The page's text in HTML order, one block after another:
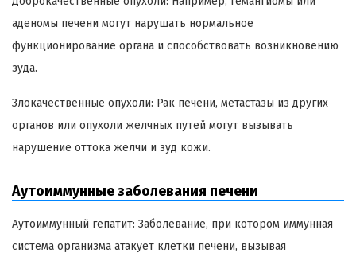
аденомы печени могут нарушать нормальное
функционирование органа и способствовать возникновению
зуда.
Злокачественные опухоли: Рак печени, метастазы из других
органов или опухоли желчных путей могут вызывать
нарушение оттока желчи и зуд кожи.
Аутоиммунные заболевания печени
Аутоиммунный гепатит: Заболевание, при котором иммунная
система организма атакует клетки печени, вызывая